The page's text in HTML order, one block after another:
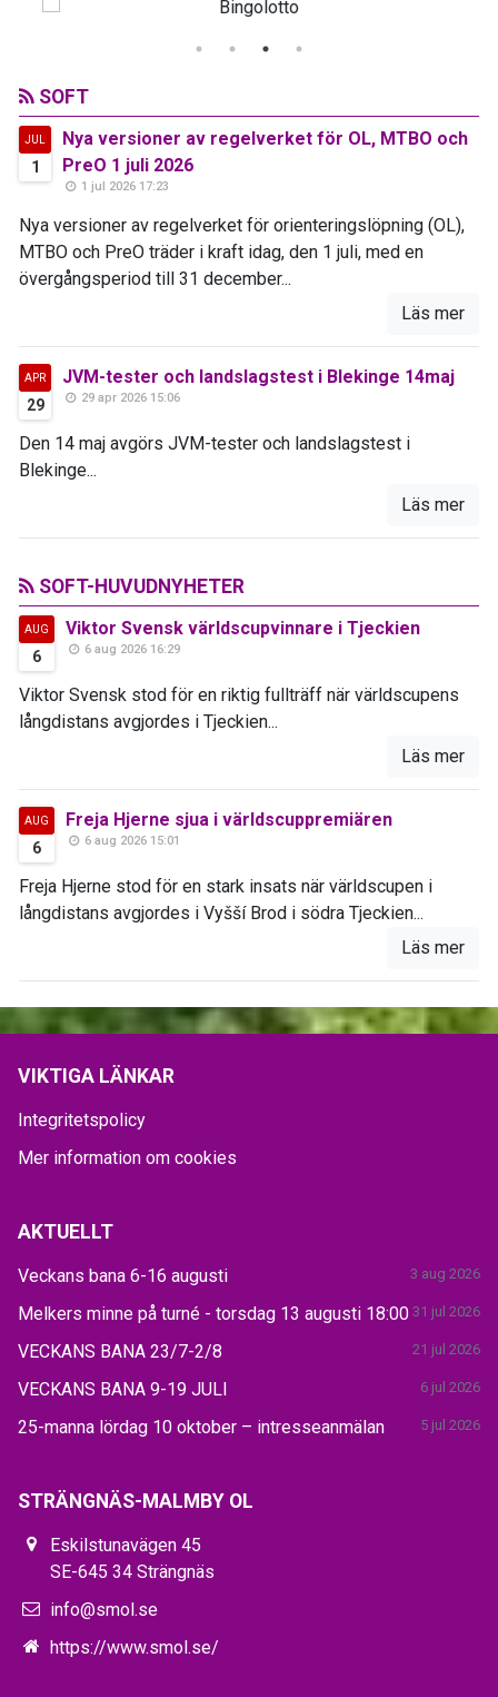
SOFT
JUL
1
Nya versioner av regelverket för OL, MTBO och
PreO 1 juli 2026
1 jul 2026 17:23
Nya versioner av regelverket för orienteringslöpning (OL),
MTBO och PreO träder i kraft idag, den 1 juli, med en
övergångsperiod till 31 december...
Läs mer
APR
29
JVM-tester och landslagstest i Blekinge 14maj
29 apr 2026 15:06
Den 14 maj avgörs JVM-tester och landslagstest i
Blekinge...
Läs mer
SOFT-HUVUDNYHETER
AUG
6
Viktor Svensk världscupvinnare i Tjeckien
6 aug 2026 16:29
Viktor Svensk stod för en riktig fullträff när världscupens
långdistans avgjordes i Tjeckien...
Läs mer
AUG
6
Freja Hjerne sjua i världscuppremiären
6 aug 2026 15:01
Freja Hjerne stod för en stark insats när världscupen i
långdistans avgjordes i Vyšší Brod i södra Tjeckien...
Läs mer
VIKTIGA LÄNKAR
Integritetspolicy
Mer information om cookies
AKTUELLT
Veckans bana 6-16 augusti 3 aug 2026
Melkers minne på turné - torsdag 13 augusti 18:00 31 jul 2026
VECKANS BANA 23/7-2/8 21 jul 2026
VECKANS BANA 9-19 JULI 6 jul 2026
25-manna lördag 10 oktober – intresseanmälan 5 jul 2026
STRÄNGNÄS-MALMBY OL
Eskilstunavägen 45
SE-645 34 Strängnäs
info@smol.se
https://www.smol.se/